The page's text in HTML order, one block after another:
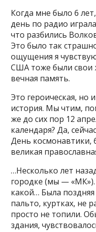
Когда мне было 6
день по радио
что разбились
Это было так
ощущения я
США тоже были свои
вечная память.
Это героическая, но
история. Мы чтим,
же до сих пор 12
календаря? Да,
День космонавтики,
великая
…Несколько лет
городке (мы — «МК»).
какой… Была
пальто, куртках, не
просто не топили.
здания,